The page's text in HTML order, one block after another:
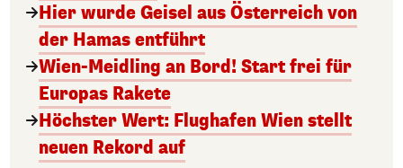
Hier wurde Geisel aus Österreich von
der Hamas entführt
Wien-Meidling an Bord! Start frei für
Europas Rakete
Höchster Wert: Flughafen Wien stellt
neuen Rekord auf